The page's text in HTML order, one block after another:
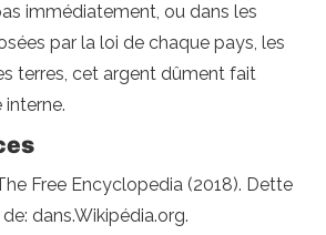
immédiatement, ou dans les
par la loi de chaque pays, les
terres, cet argent dûment fait
Free Encyclopedia (2018). Dette
dans.Wikipédia.org.